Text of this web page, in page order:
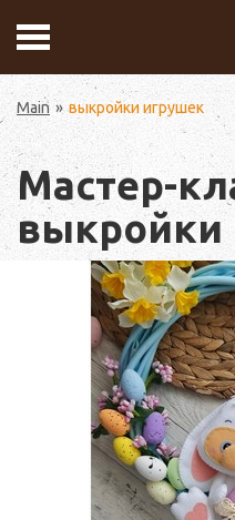
Main выкройки игрушек
Мастер-
выкройки